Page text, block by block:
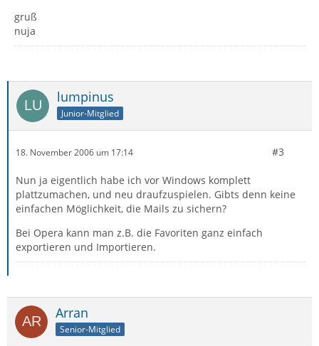
gruß
nuja
lumpinus
Junior-Mitglied
18. November 2006 um 17:14 #3
Nun ja eigentlich habe ich vor Windows komplett
plattzumachen, und neu draufzuspielen. Gibts denn keine
einfachen Möglichkeit, die Mails zu sichern?
Bei Opera kann man z.B. die Favoriten ganz einfach
exportieren und Importieren.
Arran
Senior-Mitglied